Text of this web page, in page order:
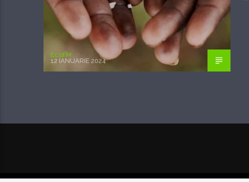
EcoFM
12 IANUARIE 2024